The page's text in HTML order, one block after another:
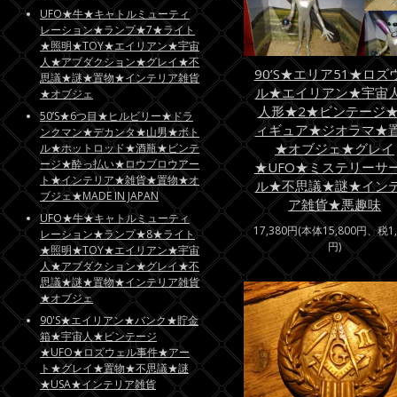
90’S★エリア51★ロズ
ル★エイリアン★宇宙
人形★2★ビンテージ
ィギュア★ジオラマ★
★オブジェ★グレイ
★UFO★ミステリーサ
ル★不思議★謎★イン
ア雑貨★悪趣味
17,380円(本体15,800円、税
円)
UFO★牛★キャトルミューティ
レーション★ランプ★7★ライト
★照明★TOY★エイリアン★宇宙
人★アブダクション★グレイ★不
思議★謎★置物★インテリア雑貨
★オブジェ
50’S★6つ目★ヒルビリー★ドラ
ンクマン★デカンタ★山男★ボト
ル★ホットロッド★酒瓶★ビンテ
ージ★酔っ払い★ロウブロウアー
ト★インテリア★雑貨★置物★オ
ブジェ★MADE IN JAPAN
UFO★牛★キャトルミューティ
レーション★ランプ★8★ライト
★照明★TOY★エイリアン★宇宙
人★アブダクション★グレイ★不
思議★謎★置物★インテリア雑貨
★オブジェ
90'S★エイリアン★バンク★貯金
箱★宇宙人★ビンテージ
★UFO★ロズウェル事件★アー
ト★グレイ★置物★不思議★謎
★USA★インテリア雑貨